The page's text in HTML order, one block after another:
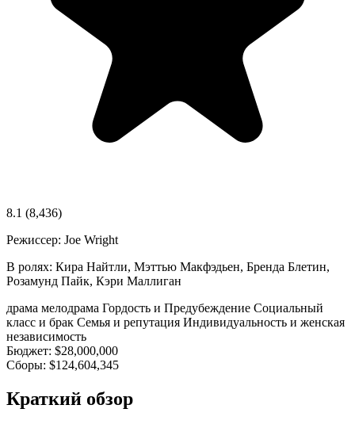
8.1 (8,436)
Режиссер: Joe Wright
В ролях: Кира Найтли, Мэттью Макфэдьен, Бренда Блетин,
Розамунд Пайк, Кэри Маллиган
драма мелодрама Гордость и Предубеждение Социальный
класс и брак Семья и репутация Индивидуальность и женская
независимость
Бюджет: $28,000,000
Сборы: $124,604,345
Краткий обзор